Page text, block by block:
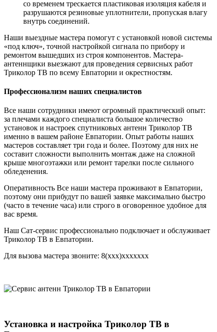
со временем трескается пластиковая изоляция кабеля и
разрушаются резиновые уплотнители, пропуская влагу
внутрь соединений.
Наши выездные мастера помогут с установкой новой системы
«под ключ», точной настройкой сигнала по прибору и
ремонтом вышедших из строя компонентов. Мастера-
антеннщики выезжают для проведения сервисных работ
Триколор ТВ по всему Евпатории и окрестностям.
Профессионализм наших специалистов
Все наши сотрудники имеют огромный практический опыт:
за плечами каждого специалиста большое количество
установок и настроек спутниковых антенн Триколор ТВ
именно в вашем районе Евпатории. Опыт работы наших
мастеров составляет три года и более. Поэтому для них не
составит сложности выполнить монтаж даже на сложной
крыше многоэтажки или ремонт тарелки после сильного
обледенения.
Оперативность Все наши мастера проживают в Евпатории,
поэтому они прибудут по вашей заявке максимально быстро
(часто в течение часа) или строго в оговоренное удобное для
вас время.
Наш Сат-сервис профессионально подключает и обслуживает
Триколор ТВ в Евпатории.
Для вызова мастера звоните: 8(xxx)xxxxxxx
Установка и настройка Триколор ТВ в